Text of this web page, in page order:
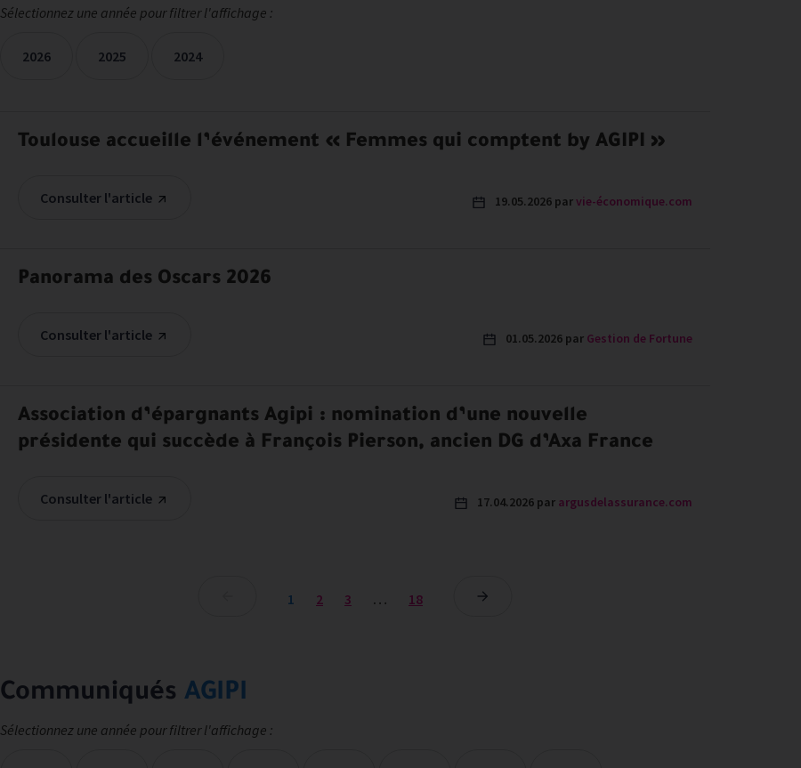
Sélectionnez une année pour filtrer l'affichage :
2026 2025 2024
Toulouse accueille l’événement « Femmes qui comptent by AGIPI »
Consulter l'article 19.05.2026 parvie-économique.com
Panorama des Oscars 2026
Consulter l'article 01.05.2026 par Gestion de Fortune
Association d’épargnants Agipi : nomination d’une nouvelle
présidente qui succède à François Pierson, ancien DG d’Axa France
Consulter l'article 17.04.2026 par argusdelassurance.com
1 2 3 … 18
Communiqués AGIPI
Sélectionnez une année pour filtrer l'affichage :